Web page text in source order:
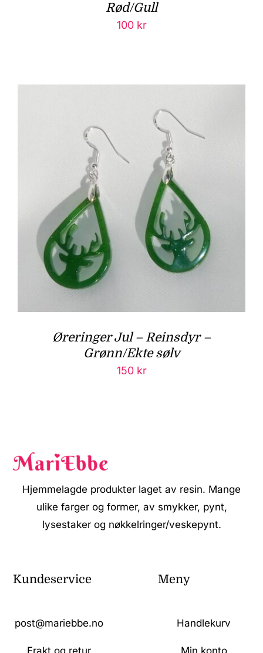
Rød/Gull
100 kr
Øreringer Jul – Reinsdyr –
Grønn/Ekte sølv
150 kr
Hjemmelagde produkter laget av resin. Mange
ulike farger og former, av smykker, pynt,
lysestaker og nøkkelringer/veskepynt.
Kundeservice
post@mariebbe.no
Frakt og retur
Meny
Handlekurv
Min konto